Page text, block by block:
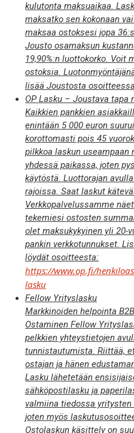
kulutonta maksuaikaa.
maksatko sen kokonaan
maksaa ostoksesi jopa
Jousto osamaksun
19,90%:n luottokorko. Voit
ostoksia.
lisää Joustosta osoitteessa
OP Lasku – Joustava tapa
Kaikkien pankkien
enintään 5 000 euron
korottomasti pois 45
pilkkoa laskun useampaan
yhdessä paikassa, joten
käytöstä. Luottorajan
rajoissa. Saat laskut
Verkkopalvelussamme
tekemiesi ostosten
olet maksukykyinen yli 20-
pankin verkkotunnukset.
löydät osoitteesta:
https://www.op.fi/
lasku
Fellow Yrityslasku
Markkinoiden helpointa
Ostaminen Fellow
pelkkien yhteystietojen
tunnistautumista. Riittää,
ostajan ja hänen
Lasku lähetetään
sähköpostilasku ja
valmiina tiedossa
joten myös
Ostolaskun käsittely on